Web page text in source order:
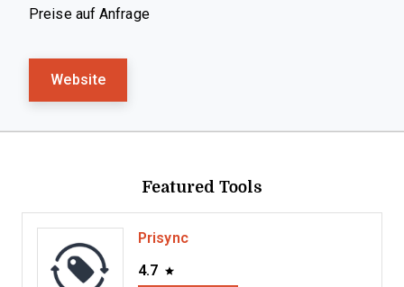
Preise auf Anfrage
Website
Featured Tools
Prisync
4.7